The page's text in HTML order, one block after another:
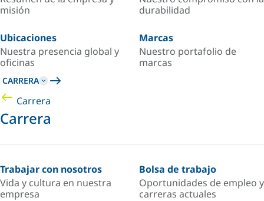
misión
durabilidad
Ubicaciones
Nuestra presencia global y
oficinas
Marcas
Nuestro portafolio de
marcas
CARRERA
Carrera
Carrera
Trabajar con nosotros
Vida y cultura en nuestra
empresa
Bolsa de trabajo
Oportunidades de empleo y
carreras actuales